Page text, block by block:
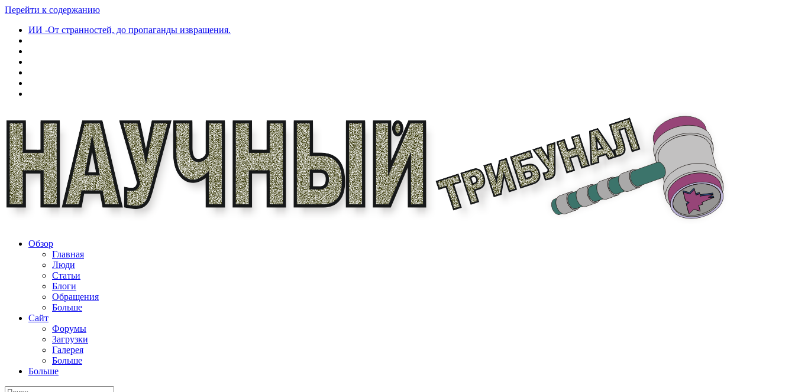
Перейти к содержанию
ИИ -От странностей, до пропаганды извращения.
Обзор
Главная
Люди
Статьи
Блоги
Обращения
Больше
Сайт
Форумы
Загрузки
Галерея
Больше
Больше